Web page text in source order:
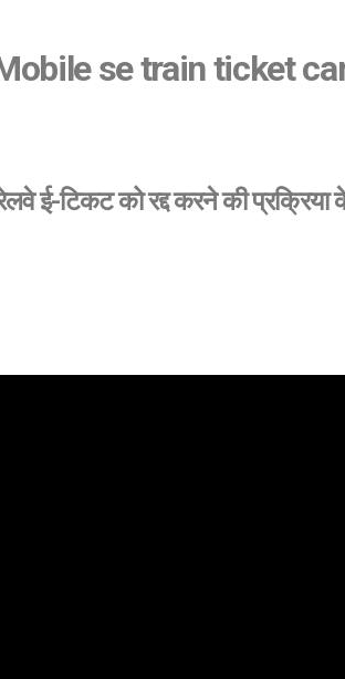
se train ticket
ई-टिकट को रद्द करने की प्रक्रिया